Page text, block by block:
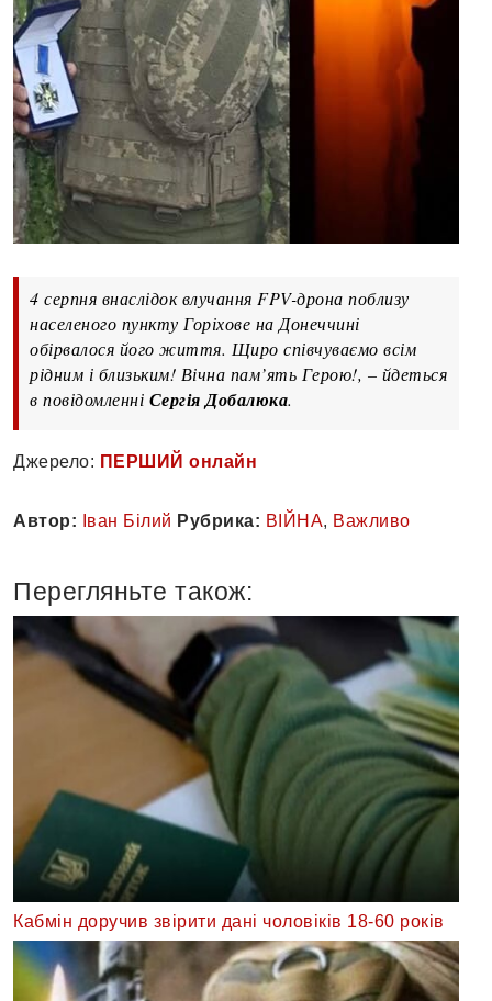
4 серпня внаслідок влучання FPV-дрона поблизу
населеного пункту Горіхове на Донеччині
обірвалося його життя. Щиро співчуваємо всім
рідним і близьким! Вічна пам’ять Герою!, – йдеться
в повідомленні Сергія Добалюка.
Джерело: ПЕРШИЙ онлайн
Автор: Іван Білий Рубрика: ВІЙНА, Важливо
Перегляньте також:
Кабмін доручив звірити дані чоловіків 18-60 років